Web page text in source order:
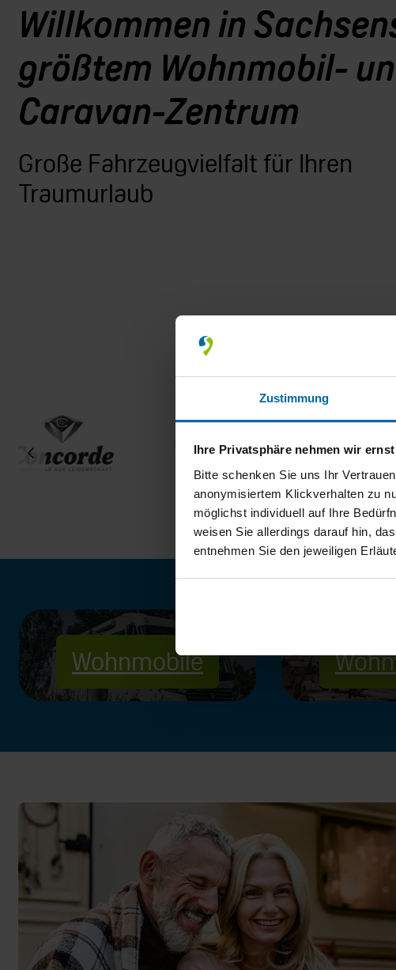
Zustimmung
Ihre Privatsphäre nehmen wir ernst
Bitte schenken Sie uns Ihr
anonymisiertem Klickverhalten zu
möglichst individuell auf Ihre
weisen Sie allerdings darauf hin,
entnehmen Sie den jeweiligen
Willkommen in
größtem Wohnmobil-
Caravan-Zentrum
Große Fahrzeugvielfalt für Ihren
Traumurlaub
Wohnmobile